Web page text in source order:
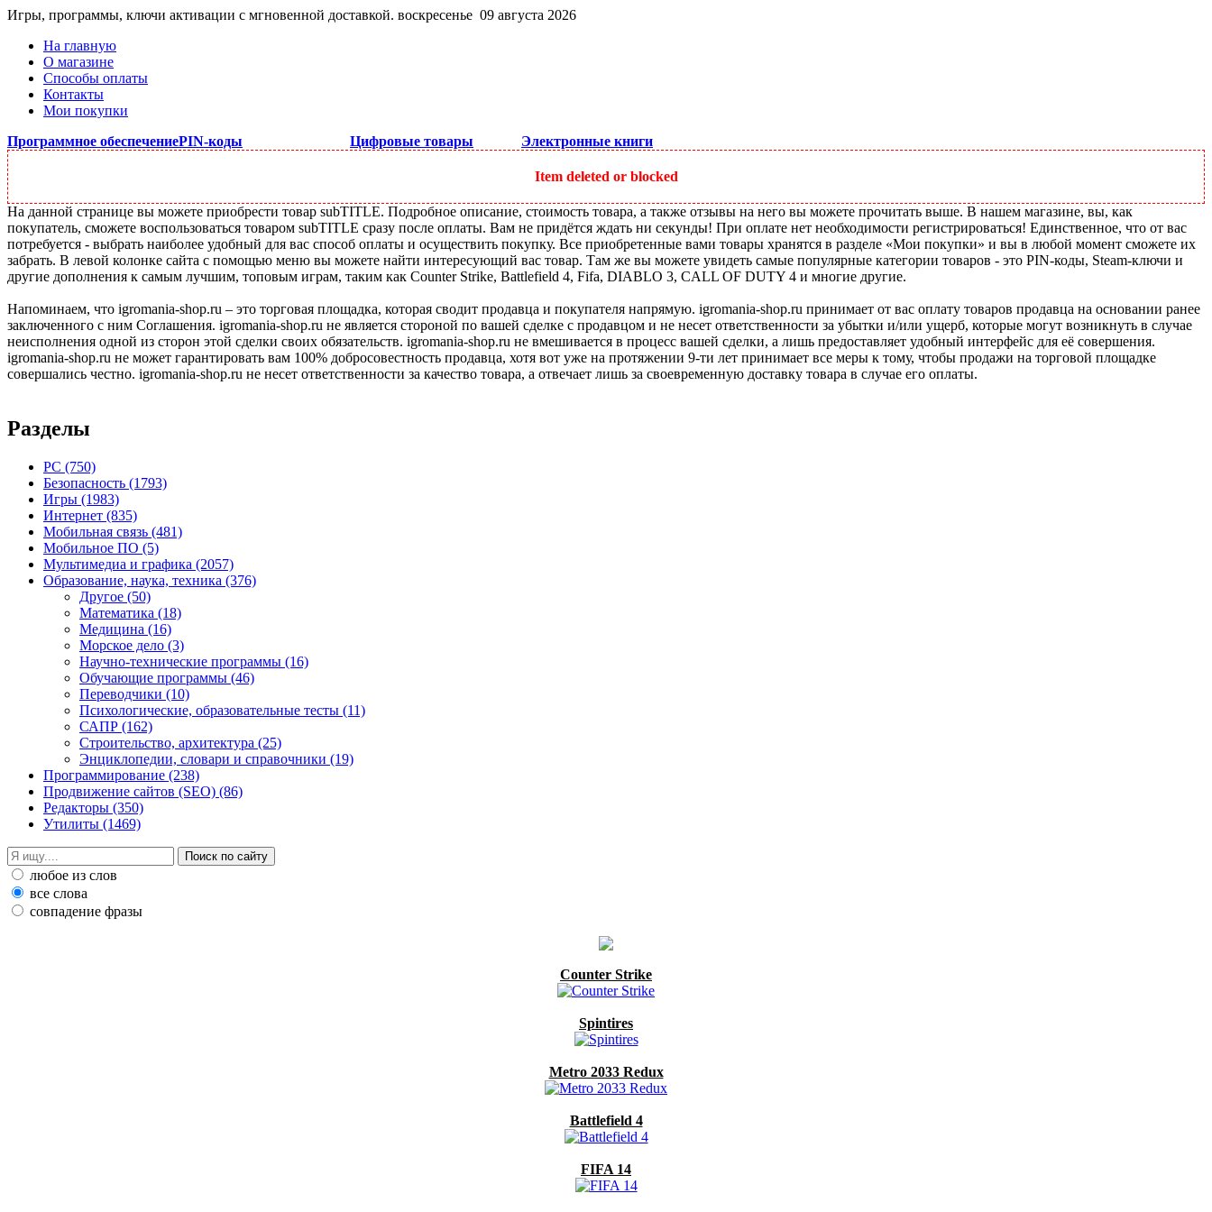
Игры, программы, ключи активации с мгновенной доставкой. воскресенье 09 августа 2026
На главную
О магазине
Способы оплаты
Контакты
Мои покупки
Программное обеспечениеPIN-коды Цифровые товары Электронные книги
Item deleted or blocked
На данной странице вы можете приобрести товар subTITLE. Подробное описание, стоимость товара, а также отзывы на него вы можете прочитать выше. В нашем магазине, вы, как
покупатель, сможете воспользоваться товаром subTITLE сразу после оплаты. Вам не придётся ждать ни секунды! При оплате нет необходимости регистрироваться! Единственное, что от вас
потребуется - выбрать наиболее удобный для вас способ оплаты и осуществить покупку. Все приобретенные вами товары хранятся в разделе «Мои покупки» и вы в любой момент сможете их
забрать. В левой колонке сайта с помощью меню вы можете найти интересующий вас товар. Там же вы можете увидеть самые популярные категории товаров - это PIN-коды, Steam-ключи и
другие дополнения к самым лучшим, топовым играм, таким как Counter Strike, Battlefield 4, Fifa, DIABLO 3, CALL OF DUTY 4 и многие другие.
Напоминаем, что igromania-shop.ru – это торговая площадка, которая сводит продавца и покупателя напрямую. igromania-shop.ru принимает от вас оплату товаров продавца на основании ранее
заключенного с ним Соглашения. igromania-shop.ru не является стороной по вашей сделке с продавцом и не несет ответственности за убытки и/или ущерб, которые могут возникнуть в случае
неисполнения одной из сторон этой сделки своих обязательств. igromania-shop.ru не вмешивается в процесс вашей сделки, а лишь предоставляет удобный интерфейс для её совершения.
igromania-shop.ru не может гарантировать вам 100% добросовестность продавца, хотя вот уже на протяжении 9-ти лет принимает все меры к тому, чтобы продажи на торговой площадке
совершались честно. igromania-shop.ru не несет ответственности за качество товара, а отвечает лишь за своевременную доставку товара в случае его оплаты.
Разделы
PC (750)
Безопасность (1793)
Игры (1983)
Интернет (835)
Мобильная связь (481)
Мобильное ПО (5)
Мультимедиа и графика (2057)
Образование, наука, техника (376)
Другое (50)
Математика (18)
Медицина (16)
Морское дело (3)
Научно-технические программы (16)
Обучающие программы (46)
Переводчики (10)
Психологические, образовательные тесты (11)
САПР (162)
Строительство, архитектура (25)
Энциклопедии, словари и справочники (19)
Программирование (238)
Продвижение сайтов (SEO) (86)
Редакторы (350)
Утилиты (1469)
любое из слов
все слова
совпадение фразы
Counter Strike
Spintires
Metro 2033 Redux
Battlefield 4
FIFA 14